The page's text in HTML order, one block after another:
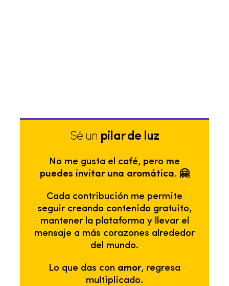
Sé un pilar de luz
No me gusta el café, pero me
puedes invitar una aromática. 🤗
Cada contribución me permite
seguir creando contenido gratuito,
mantener la plataforma y llevar el
mensaje a más corazones alrededor
del mundo.
Lo que das con amor, regresa
multiplicado.